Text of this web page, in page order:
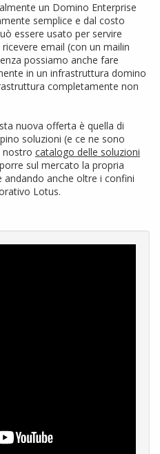
un Domino Enterprise
semplice e dal costo
essere usato per servire
email (con un mailin
possiamo anche fare
in un infrastruttura domino
completamente non
nuova offerta è quella di
soluzioni (e ce ne sono
nostro catalogo delle soluzioni
sul mercato la propria
anche oltre i confini
Lotus.